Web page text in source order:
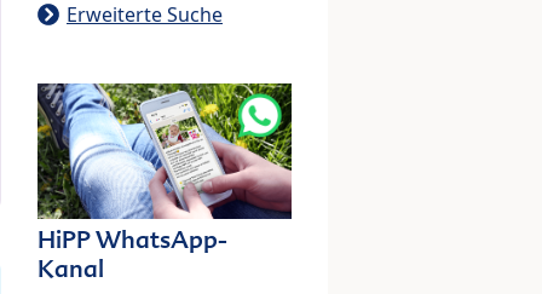
Erweiterte Suche
HiPP WhatsApp-
Kanal